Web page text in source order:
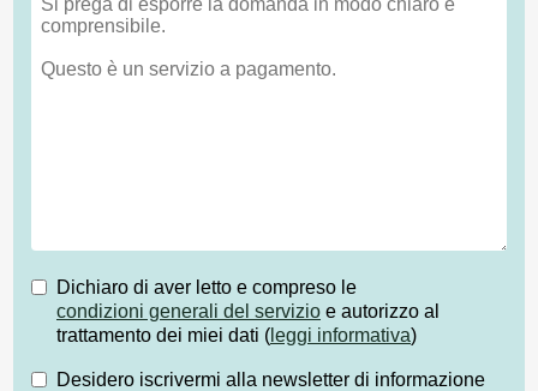
Dichiaro di aver letto e compreso le
condizioni generali del servizio e autorizzo al
trattamento dei miei dati ( leggi informativa)
Desidero iscrivermi alla newsletter di informazione